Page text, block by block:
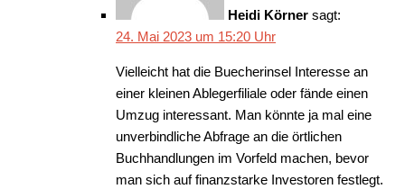
Heidi Körner sagt:
24. Mai 2023 um 15:20 Uhr
Vielleicht hat die Buecherinsel Interesse an
einer kleinen Ablegerfiliale oder fände einen
Umzug interessant. Man könnte ja mal eine
unverbindliche Abfrage an die örtlichen
Buchhandlungen im Vorfeld machen, bevor
man sich auf finanzstarke Investoren festlegt.